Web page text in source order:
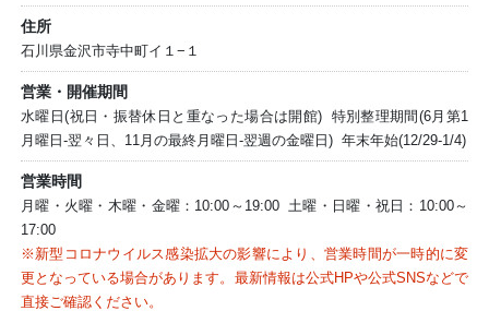
住所
石川県金沢市寺中町イ１−１
営業・開催期間
水曜日(祝日・振替休日と重なった場合は開館) 特別整理期間(6月第1
月曜日-翌々日、11月の最終月曜日-翌週の金曜日) 年末年始(12/29-1/4)
営業時間
月曜・火曜・木曜・金曜：10:00～19:00 土曜・日曜・祝日：10:00～
17:00
※新型コロナウイルス感染拡大の影響により、営業時間が一時的に変
更となっている場合があります。最新情報は公式HPや公式SNSなどで
直接ご確認ください。